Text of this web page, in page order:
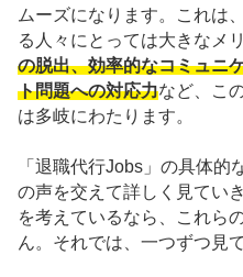
ムーズになります。これは
る人々にとっては大きなメ
の脱出、効率的なコミュニ
ト問題への対応力など、こ
は多岐にわたります。
「退職代行Jobs」の具体
の声を交えて詳しく見てい
を考えているなら、これら
ん。それでは、一つずつ見